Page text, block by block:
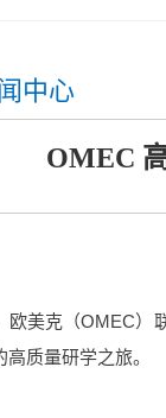
中心
OMEC
欧美克（OMEC）
高质量研学之旅。